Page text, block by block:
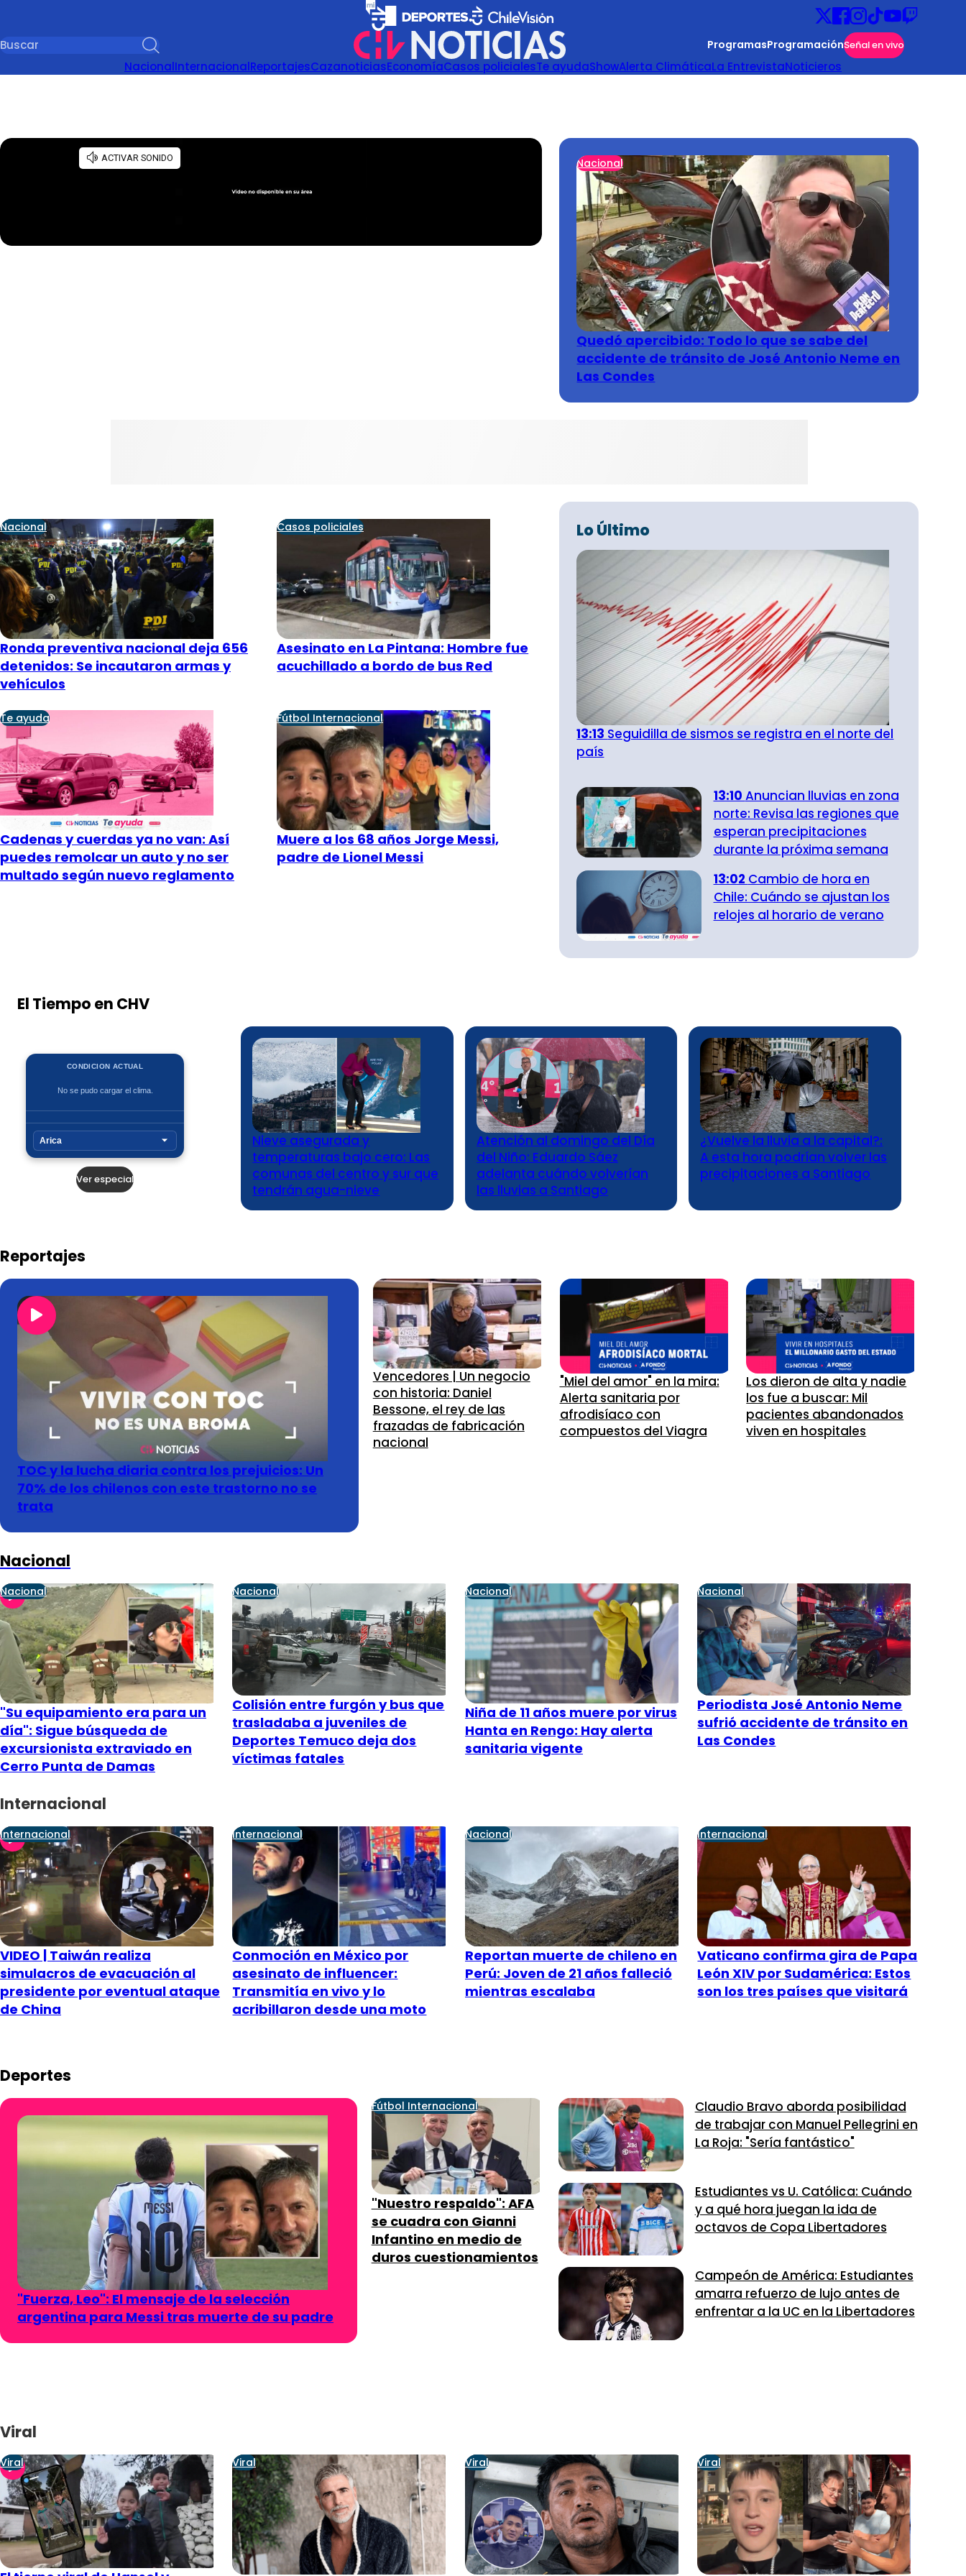
ProgramasProgramaciónSeñal en vivo
NacionalInternacionalReportajesCazanoticiasEconomíaCasos policialesTe ayudaShowAlerta ClimáticaLa EntrevistaNoticieros
Nacional
Quedó apercibido: Todo lo que se sabe del
accidente de tránsito de José Antonio Neme en
Las Condes
Nacional
Ronda preventiva nacional deja 656
detenidos: Se incautaron armas y
vehículos
Casos policiales
Asesinato en La Pintana: Hombre fue
acuchillado a bordo de bus Red
Te ayuda
Cadenas y cuerdas ya no van: Así
puedes remolcar un auto y no ser
multado según nuevo reglamento
Fútbol Internacional
Muere a los 68 años Jorge Messi,
padre de Lionel Messi
Lo Último
13:13 Seguidilla de sismos se registra en el norte del
país
13:10 Anuncian lluvias en zona
norte: Revisa las regiones que
esperan precipitaciones
durante la próxima semana
13:02 Cambio de hora en
Chile: Cuándo se ajustan los
relojes al horario de verano
El Tiempo en CHV
Ver especial
Nieve asegurada y
temperaturas bajo cero: Las
comunas del centro y sur que
tendrán agua-nieve
Atención al domingo del Día
del Niño: Eduardo Sáez
adelanta cuándo volverían
las lluvias a Santiago
¿Vuelve la lluvia a la capital?:
A esta hora podrían volver las
precipitaciones a Santiago
Reportajes
TOC y la lucha diaria contra los prejuicios: Un
70% de los chilenos con este trastorno no se
trata
Vencedores | Un negocio
con historia: Daniel
Bessone, el rey de las
frazadas de fabricación
nacional
"Miel del amor" en la mira:
Alerta sanitaria por
afrodisíaco con
compuestos del Viagra
Los dieron de alta y nadie
los fue a buscar: Mil
pacientes abandonados
viven en hospitales
Nacional
Nacional
"Su equipamiento era para un
día": Sigue búsqueda de
excursionista extraviado en
Cerro Punta de Damas
Nacional
Colisión entre furgón y bus que
trasladaba a juveniles de
Deportes Temuco deja dos
víctimas fatales
Nacional
Niña de 11 años muere por virus
Hanta en Rengo: Hay alerta
sanitaria vigente
Nacional
Periodista José Antonio Neme
sufrió accidente de tránsito en
Las Condes
Internacional
Internacional
VIDEO | Taiwán realiza
simulacros de evacuación al
presidente por eventual ataque
de China
Internacional
Conmoción en México por
asesinato de influencer:
Transmitía en vivo y lo
acribillaron desde una moto
Nacional
Reportan muerte de chileno en
Perú: Joven de 21 años falleció
mientras escalaba
Internacional
Vaticano confirma gira de Papa
León XIV por Sudamérica: Estos
son los tres países que visitará
Deportes
"Fuerza, Leo": El mensaje de la selección
argentina para Messi tras muerte de su padre
Fútbol Internacional
"Nuestro respaldo": AFA
se cuadra con Gianni
Infantino en medio de
duros cuestionamientos
Claudio Bravo aborda posibilidad
de trabajar con Manuel Pellegrini en
La Roja: "Sería fantástico"
Estudiantes vs U. Católica: Cuándo
y a qué hora juegan la ida de
octavos de Copa Libertadores
Campeón de América: Estudiantes
amarra refuerzo de lujo antes de
enfrentar a la UC en la Libertadores
Viral
Viral Viral Viral Viral